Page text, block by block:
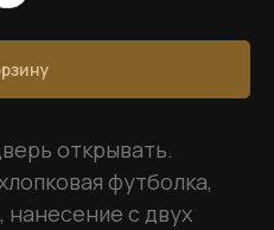
открывать.
футболка,
нанесение c двух